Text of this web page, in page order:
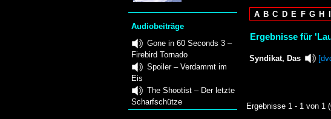
Audiobeiträge
Gone in 60 Seconds 3 –
Firebird Tornado
Spoiler – Verdammt im
Eis
The Shootist – Der letzte
Scharfschütze
A B C D E F G H I
Ergebnisse für
Syndikat, Das
Ergebnisse 1 - 1 von 1